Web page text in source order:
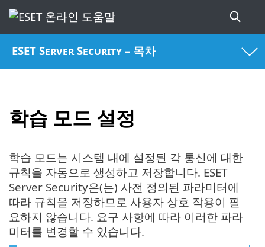
ESET Server Security – 목차
학습 모드 설정
학습 모드는 시스템 내에 설정된 각 통신에 대한
규칙을 자동으로 생성하고 저장합니다. ESET
Server Security은(는) 사전 정의된 파라미터에
따라 규칙을 저장하므로 사용자 상호 작용이 필
요하지 않습니다. 요구 사항에 따라 이러한 파라
미터를 변경할 수 있습니다.